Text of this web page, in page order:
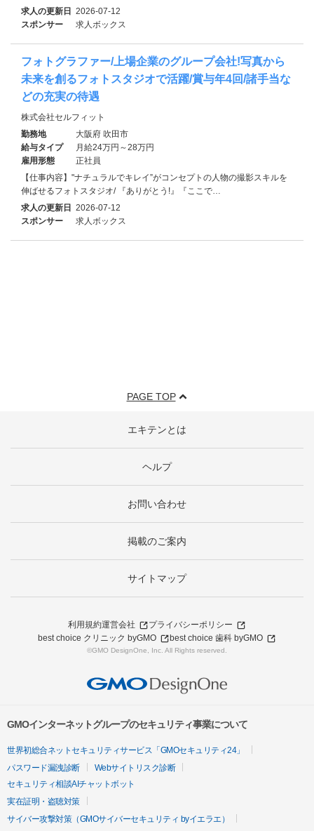
求人の更新日 2026-07-12
スポンサー
求人ボックス
フォトグラファー/上場企業のグループ会社!写真から
未来を創るフォトスタジオで活躍/賞与年4回/諸手当な
どの充実の待遇
株式会社セルフィット
勤務地
大阪府 吹田市
給与タイプ
月給24万円～28万円
雇用形態
正社員
【仕事内容】"ナチュラルでキレイ”がコンセプトの人物の撮影スキルを
伸ばせるフォトスタジオ/ 『ありがとう!』『ここで…
求人の更新日 2026-07-12
スポンサー
求人ボックス
PAGE TOP
エキテンとは
ヘルプ
お問い合わせ
掲載のご案内
サイトマップ
利用規約運営会社
プライバシーポリシー
best choice クリニック byGMO
best choice 歯科 byGMO
©GMO DesignOne, Inc. All Rights reserved.
GMOインターネットグループのセキュリティ事業について
世界初総合ネットセキュリティサービス「GMOセキュリティ24」
パスワード漏洩診断
Webサイトリスク診断
セキュリティ相談AIチャットボット
実在証明・盗聴対策
サイバー攻撃対策（GMOサイバーセキュリティ byイエラエ）